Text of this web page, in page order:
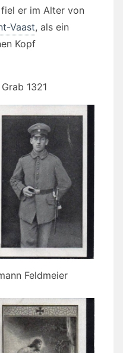
fiel er im Alter von
Vaast, als ein
Kopf
1321
Feldmeier